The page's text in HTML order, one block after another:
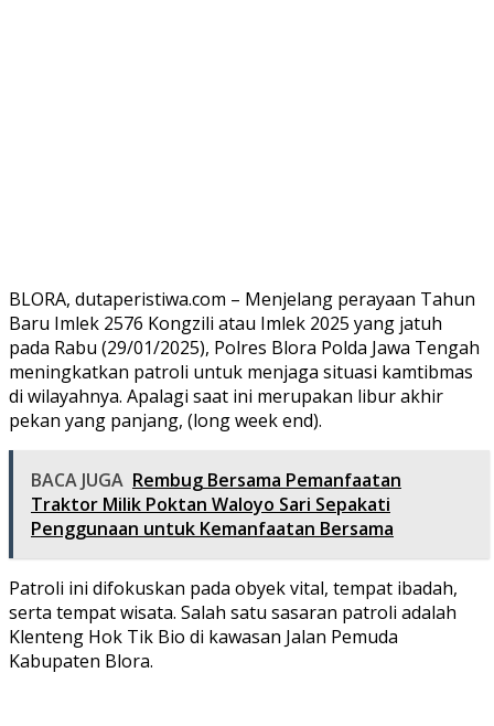
BLORA, dutaperistiwa.com – Menjelang perayaan Tahun
Baru Imlek 2576 Kongzili atau Imlek 2025 yang jatuh
pada Rabu (29/01/2025), Polres Blora Polda Jawa Tengah
meningkatkan patroli untuk menjaga situasi kamtibmas
di wilayahnya. Apalagi saat ini merupakan libur akhir
pekan yang panjang, (long week end).
BACA JUGA Rembug Bersama Pemanfaatan
Traktor Milik Poktan Waloyo Sari Sepakati
Penggunaan untuk Kemanfaatan Bersama
Patroli ini difokuskan pada obyek vital, tempat ibadah,
serta tempat wisata. Salah satu sasaran patroli adalah
Klenteng Hok Tik Bio di kawasan Jalan Pemuda
Kabupaten Blora.